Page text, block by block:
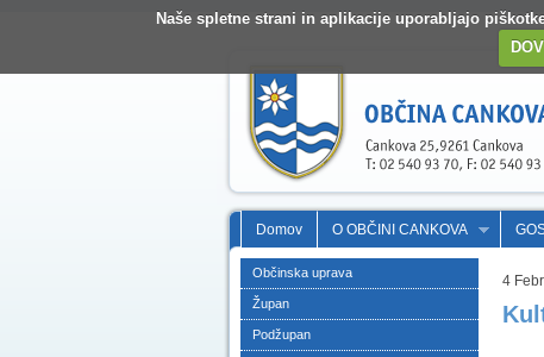
Naše spletne strani in aplikacije uporabljajo
Domov O OBČINI CANKOVA
Občinska uprava
Župan
Podžupan
4